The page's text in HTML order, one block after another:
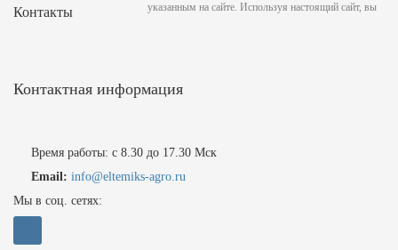
Контакты
Контактная информация
Время работы: с 8.30 до 17.30 Мск
Email: info@eltemiks-agro.ru
Мы в соц. сетях:
указанным на сайте. Используя настоящий сайт, вы